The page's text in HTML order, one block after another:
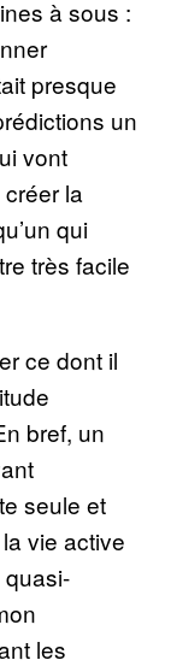
à sous :
presque
un
vont
la
qui
très facile
ce dont il
bref, un
seule et
vie active
les